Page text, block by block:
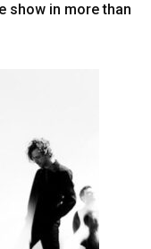
show in more than